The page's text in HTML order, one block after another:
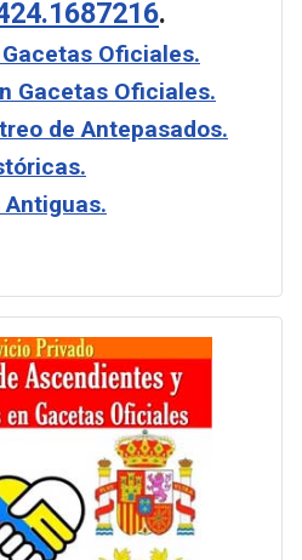
.
Oficiales.
Gacetas Oficiales.
de Antepasados.